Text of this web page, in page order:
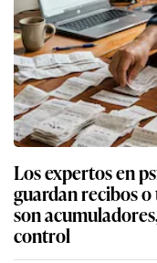
Los expertos en
guardan recibos
son
control